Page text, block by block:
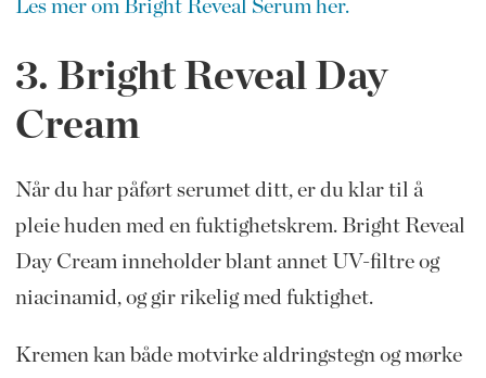
Les mer om Bright Reveal Serum her.
3. Bright Reveal Day
Cream
Når du har påført serumet ditt, er du klar til å
pleie huden med en fuktighetskrem. Bright Reveal
Day Cream inneholder blant annet UV-filtre og
niacinamid, og gir rikelig med fuktighet.
Kremen kan både motvirke aldringstegn og mørke